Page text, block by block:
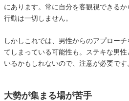
にあります。常に自分を客観視できる
行動は一切しません。
しかしこれでは、男性からのアプロー
てしまっている可能性も。ステキな男
いるかもしれないので、注意が必要です
大勢が集まる場が苦手